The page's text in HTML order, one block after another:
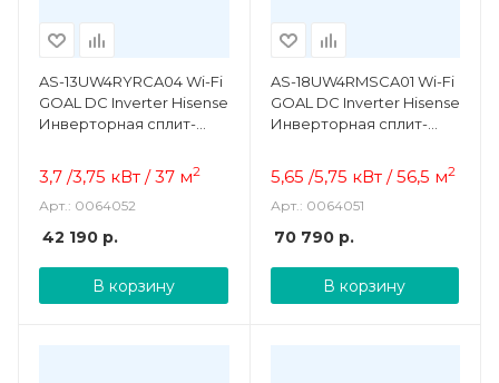
AS-13UW4RYRCA04 Wi-Fi
GOAL DC Inverter Hisense
Инверторная сплит-
3,7 /3,75 кВт / 37 м2
Арт.: 0064052
42 190 р.
В корзину
AS-18UW4RMSCA01 Wi-Fi
GOAL DC Inverter Hisense
Инверторная сплит-
5,65 /5,75 кВт /56,5 м2
Арт.: 0064051
70 790р.
В корзину